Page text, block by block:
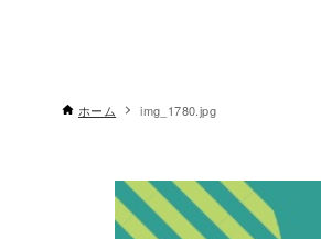
ホーム img_1780.jpg